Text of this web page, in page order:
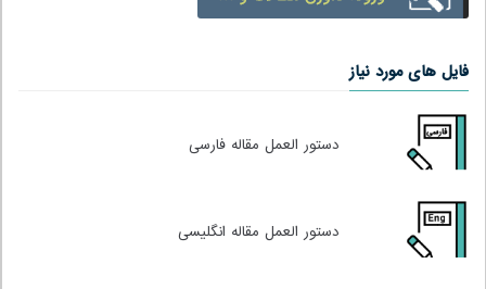
فایل های مورد نیاز
دستور العمل مقاله فارسی
دستور العمل مقاله انگلیسی